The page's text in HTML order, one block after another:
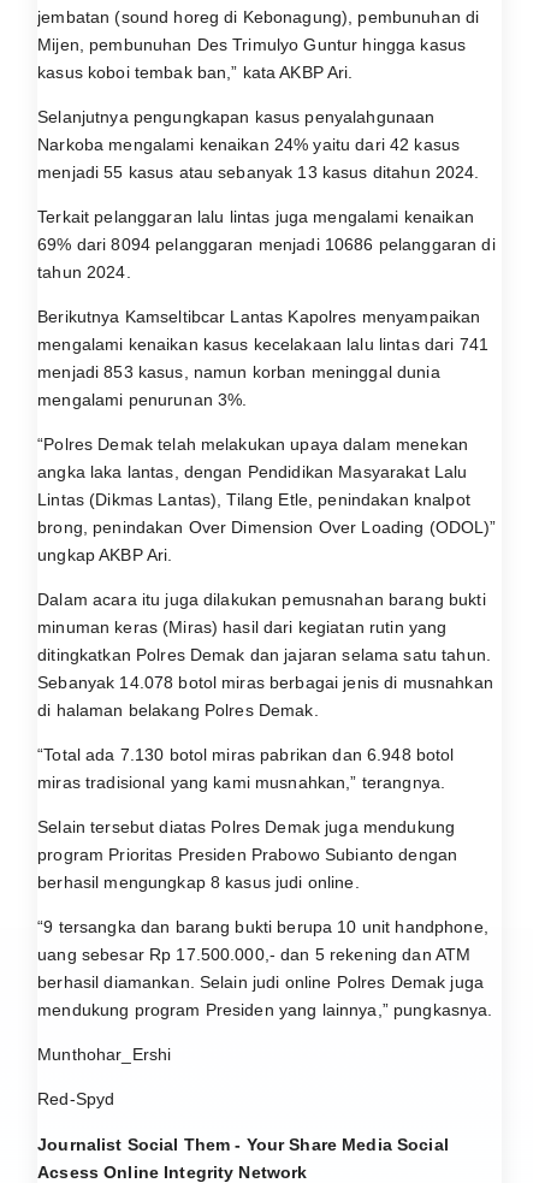
jembatan (sound horeg di Kebonagung), pembunuhan di
Mijen, pembunuhan Des Trimulyo Guntur hingga kasus
kasus koboi tembak ban,” kata AKBP Ari.
Selanjutnya pengungkapan kasus penyalahgunaan
Narkoba mengalami kenaikan 24% yaitu dari 42 kasus
menjadi 55 kasus atau sebanyak 13 kasus ditahun 2024.
Terkait pelanggaran lalu lintas juga mengalami kenaikan
69% dari 8094 pelanggaran menjadi 10686 pelanggaran di
tahun 2024.
Berikutnya Kamseltibcar Lantas Kapolres menyampaikan
mengalami kenaikan kasus kecelakaan lalu lintas dari 741
menjadi 853 kasus, namun korban meninggal dunia
mengalami penurunan 3%.
“Polres Demak telah melakukan upaya dalam menekan
angka laka lantas, dengan Pendidikan Masyarakat Lalu
Lintas (Dikmas Lantas), Tilang Etle, penindakan knalpot
brong, penindakan Over Dimension Over Loading (ODOL)”
ungkap AKBP Ari.
Dalam acara itu juga dilakukan pemusnahan barang bukti
minuman keras (Miras) hasil dari kegiatan rutin yang
ditingkatkan Polres Demak dan jajaran selama satu tahun.
Sebanyak 14.078 botol miras berbagai jenis di musnahkan
di halaman belakang Polres Demak.
“Total ada 7.130 botol miras pabrikan dan 6.948 botol
miras tradisional yang kami musnahkan,” terangnya.
Selain tersebut diatas Polres Demak juga mendukung
program Prioritas Presiden Prabowo Subianto dengan
berhasil mengungkap 8 kasus judi online.
“9 tersangka dan barang bukti berupa 10 unit handphone,
uang sebesar Rp 17.500.000,- dan 5 rekening dan ATM
berhasil diamankan. Selain judi online Polres Demak juga
mendukung program Presiden yang lainnya,” pungkasnya.
Munthohar_Ershi
Red-Spyd
Journalist Social Them - Your Share Media Social
Acsess Online Integrity Network